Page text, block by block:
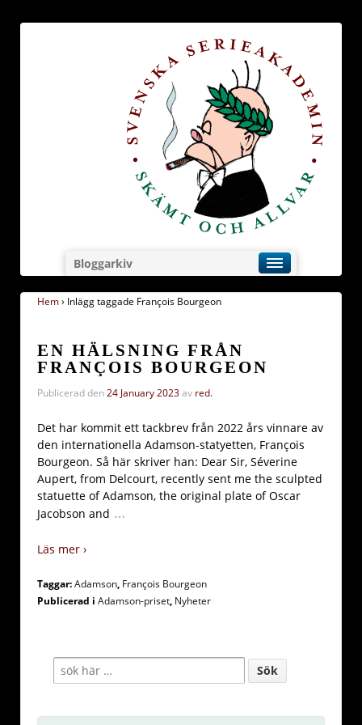
Bloggarkiv
Hem› Inlägg taggade François Bourgeon
EN HÄLSNING FRÅN
FRANÇOIS BOURGEON
Publicerad den24 January 2023av red.
Det har kommit ett tackbrev från 2022 års vinnare av
den internationella Adamson-statyetten, François
Bourgeon. Så här skriver han: Dear Sir, Séverine
Aupert, from Delcourt, recently sent me the sculpted
statuette of Adamson, the original plate of Oscar
Jacobson and …
Läs mer ›
Taggar:Adamson, François Bourgeon
Publicerad i Adamson-priset, Nyheter